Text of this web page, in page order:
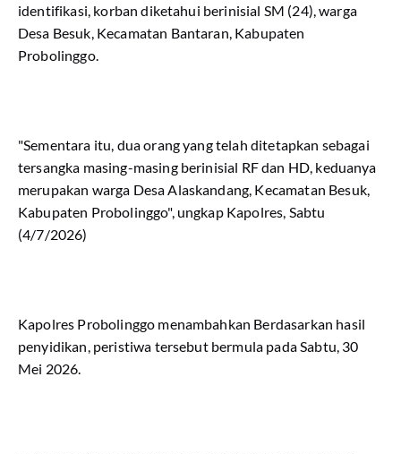
identifikasi, korban diketahui berinisial SM (24), warga
Desa Besuk, Kecamatan Bantaran, Kabupaten
Probolinggo.
"Sementara itu, dua orang yang telah ditetapkan sebagai
tersangka masing-masing berinisial RF dan HD, keduanya
merupakan warga Desa Alaskandang, Kecamatan Besuk,
Kabupaten Probolinggo", ungkap Kapolres, Sabtu
(4/7/2026)
Kapolres Probolinggo menambahkan Berdasarkan hasil
penyidikan, peristiwa tersebut bermula pada Sabtu, 30
Mei 2026.